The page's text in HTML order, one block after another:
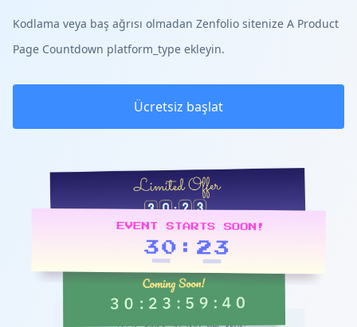
Kodlama veya baş ağrısı olmadan Zenfolio sitenize A Product
Page Countdown platform_type ekleyin.
Ücretsiz başlat